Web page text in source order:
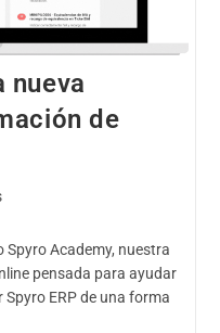
nueva
de
Spyro Academy, nuestra
pensada para ayudar
ERP de una forma